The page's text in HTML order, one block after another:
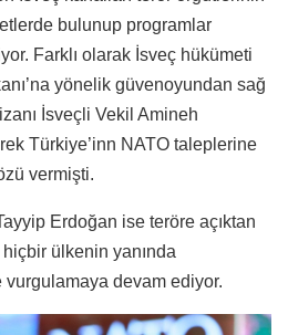
bulunup programlar
Farklı olarak İsveç hükümeti
yönelik güvenoyundan sağ
İsveçli Vekil Amineh
Türkiye’inn NATO taleplerine
vermişti.
Erdoğan ise teröre açıktan
ülkenin yanında
vurgulamaya devam ediyor.